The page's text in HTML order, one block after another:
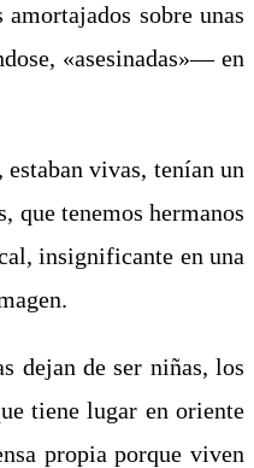
sobre unas
«asesinadas»― en
vivas, tenían un
que tenemos hermanos
insignificante en una
dejan de ser niñas, los
tiene lugar en oriente
propia porque viven